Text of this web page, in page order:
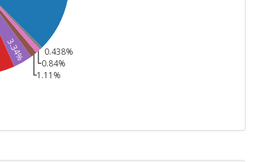
3.34%
1.11%
0.84%
0.438%